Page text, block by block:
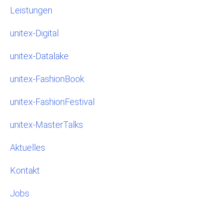
Leistungen
unitex-Digital
unitex-Datalake
unitex-FashionBook
unitex-FashionFestival
unitex-MasterTalks
Aktuelles
Kontakt
Jobs